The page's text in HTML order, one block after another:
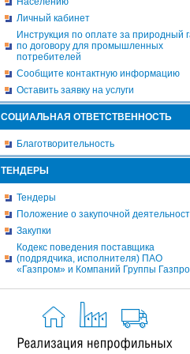
Личный кабинет
Инструкция по оплате за природный
по договору для промышленных
потребителей
Сообщите контактную информацию
Оставить заявку на услуги
СОЦИАЛЬНАЯ ОТВЕТСТВЕННОСТЬ
Благотворительность
ТЕНДЕРЫ
Тендеры
Положение о закупочной
Закупки
Кодекс поведения поставщика
(подрядчика, исполнителя) ПАО
«Газпром» и Компаний Группы